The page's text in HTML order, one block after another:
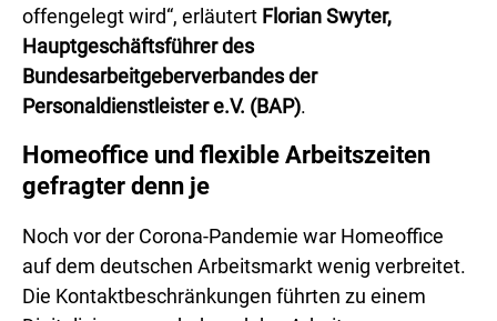
offengelegt wird“, erläutert Florian Swyter,
Hauptgeschäftsführer des
Bundesarbeitgeberverbandes der
Personaldienstleister e.V. (BAP).
Homeoffice und flexible Arbeitszeiten
gefragter denn je
Noch vor der Corona-Pandemie war Homeoffice
auf dem deutschen Arbeitsmarkt wenig verbreitet.
Die Kontaktbeschränkungen führten zu einem